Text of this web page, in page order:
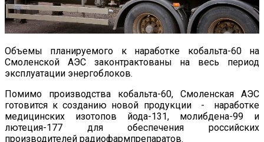
Объемы планируемого к наработке кобальта-60 на
Смоленской АЭС законтрактованы на весь период
эксплуатации энергоблоков.
Помимо производства кобальта-60, Смоленская АЭС
готовится к созданию новой продукции - наработке
медицинских изотопов йода-131, молибдена-99 и
лютеция-177 для обеспечения российских
производителей радиофармпрепаратов.